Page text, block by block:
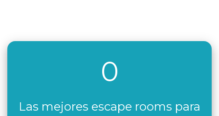
0
Las mejores escape rooms para